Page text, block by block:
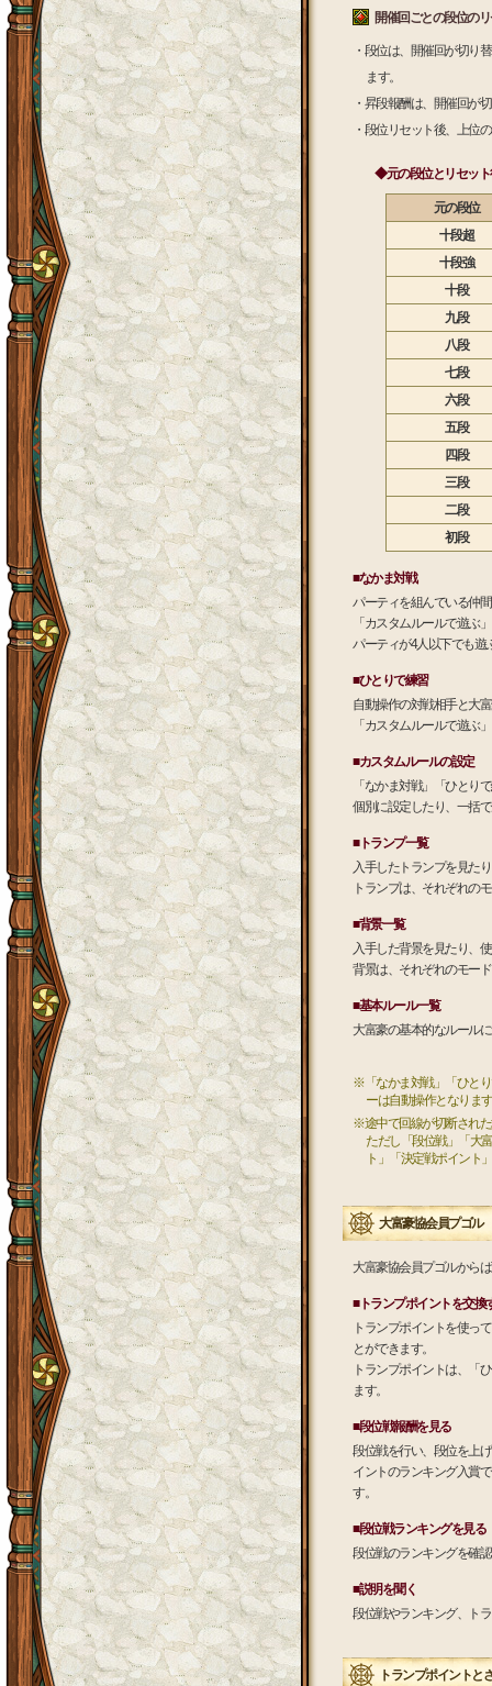
開催回ごとの段位の
・段位は、開催回が切り
ます。
・昇段報酬は、開催回が
・段位リセット後、上位
◆元の段位とリセット
元の段位
十段超
十段強
十段
九段
八段
七段
六段
五段
四段
三段
二段
初段
■なかま対戦
パーティを組んでいる仲
「カスタムルールで遊ぶ
パーティが4人以下でも遊
■ひとりで練習
自動操作の対戦相手と大
「カスタムルールで遊ぶ
■カスタムルールの設定
「なかま対戦」「ひとり
個別に設定したり、一括
■トランプ一覧
入手したトランプを見た
トランプは、それぞれの
■背景一覧
入手した背景を見たり、
背景は、それぞれのモー
■基本ルール一覧
大富豪の基本的なルール
※「なかま対戦」「ひと
ーは自動操作となりま
※途中で回線が切断され
ただし「段位戦」「大
ト」「決定戦ポイント
大富豪協会員プゴル
大富豪協会員プゴルから
■トランプポイントを交換
トランプポイントを使っ
とができます。
トランプポイントは、「
ます。
■段位戦報酬を見る
段位戦を行い、段位を上
イントのランキング入賞
す。
■段位戦ランキングを見る
段位戦のランキングを確
■説明を聞く
段位戦やランキング、ト
トランプポイントと